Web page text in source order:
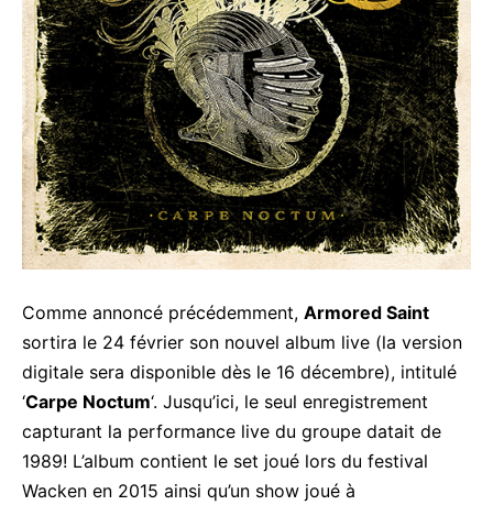
Comme annoncé précédemment, Armored Saint
sortira le 24 février son nouvel album live (la version
digitale sera disponible dès le 16 décembre), intitulé
‘Carpe Noctum‘. Jusqu’ici, le seul enregistrement
capturant la performance live du groupe datait de
1989! L’album contient le set joué lors du festival
Wacken en 2015 ainsi qu’un show joué à